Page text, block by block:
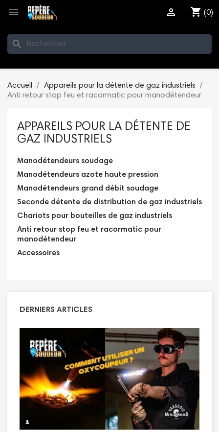
 shopping_cart (0)

search
Accueil
Appareils pour la détente de gaz industriels
Anti retour stop feu et racormatic pour manodétendeur
APPAREILS POUR LA DÉTENTE DE
GAZ INDUSTRIELS
Manodétendeurs soudage
Manodétendeurs azote haute pression
Manodétendeurs grand débit soudage
Seconde détente de distribution de gaz industriels
Chariots pour bouteilles de gaz industriels
Anti retour stop feu et racormatic pour
manodétendeur
Accessoires
DERNIERS ARTICLES